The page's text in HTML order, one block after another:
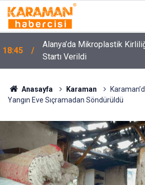
18:45
Alanya’da Mikroplastik
Startı Verildi
Anasayfa Karaman
Yangın Eve Sıçramadan Söndürüldü